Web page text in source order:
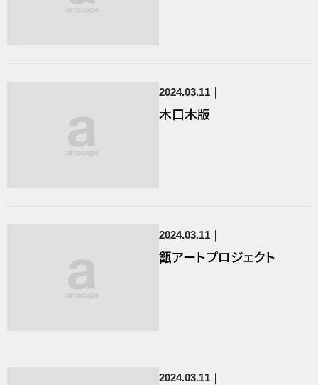
2024.03.11
木口木版
2024.03.11
甑アートプロジェクト
2024.03.11